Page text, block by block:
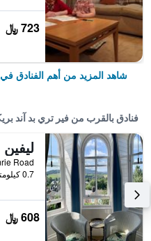
723 ﷼
شاهد المزيد من أهم الفنادق
فنادق بالقرب من فير تري بد آند
0.7 كيلومتر عن وسط المدينة
608 ﷼